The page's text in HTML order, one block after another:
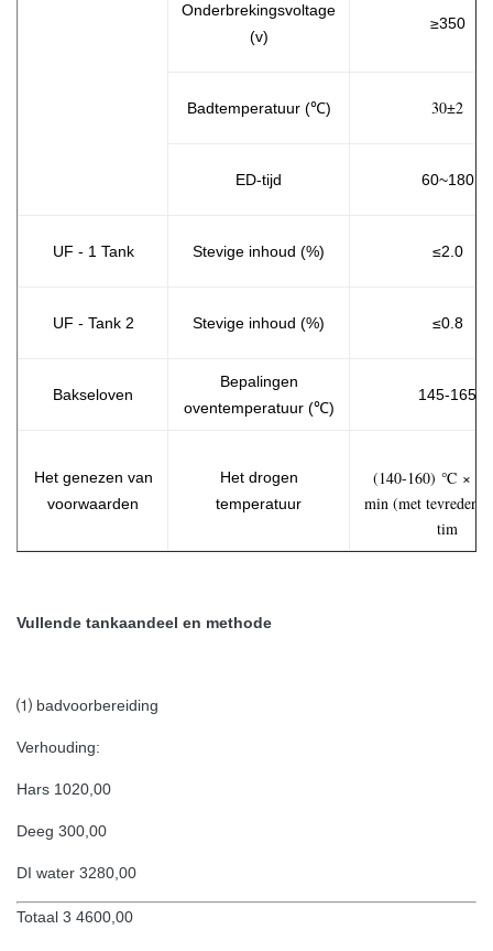
Onderbrekingsvoltage
(v)
≥350
Badtemperatuur (℃) 30±2
ED-tijd 60~180
UF - 1 Tank Stevige inhoud (%) ≤2.0
UF - Tank 2 Stevige inhoud (%) ≤0.8
Bakseloven
Bepalingen
oventemperatuur (℃)
145-165
Het genezen van
voorwaarden
Het drogen
temperatuur
(140-160) ℃ ×
min (met tevreden
tim
Vullende tankaandeel en methode
⑴ badvoorbereiding
Verhouding:
Hars 1020,00
Deeg 300,00
DI water 3280,00
Totaal 3 4600,00